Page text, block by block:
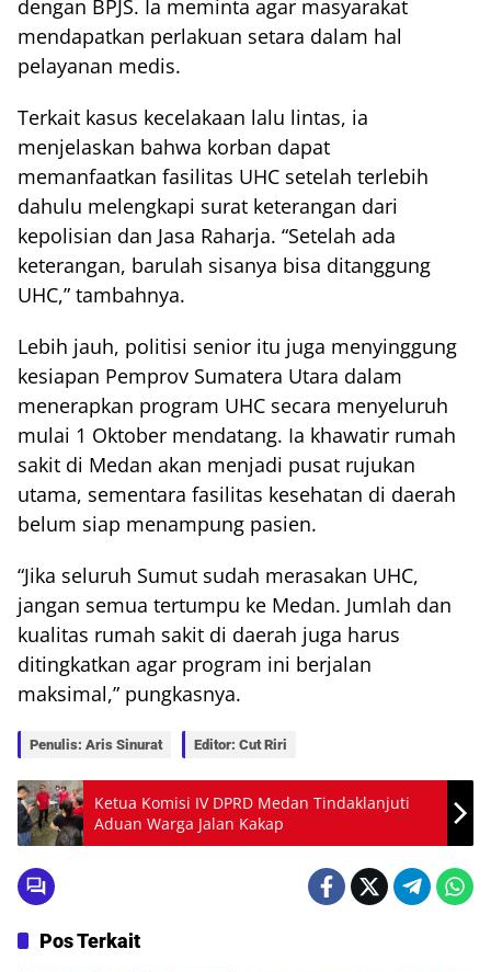
dengan BPJS. Ia meminta agar masyarakat
mendapatkan perlakuan setara dalam hal
pelayanan medis.
Terkait kasus kecelakaan lalu lintas, ia
menjelaskan bahwa korban dapat
memanfaatkan fasilitas UHC setelah terlebih
dahulu melengkapi surat keterangan dari
kepolisian dan Jasa Raharja. “Setelah ada
keterangan, barulah sisanya bisa ditanggung
UHC,” tambahnya.
Lebih jauh, politisi senior itu juga menyinggung
kesiapan Pemprov Sumatera Utara dalam
menerapkan program UHC secara menyeluruh
mulai 1 Oktober mendatang. Ia khawatir rumah
sakit di Medan akan menjadi pusat rujukan
utama, sementara fasilitas kesehatan di daerah
belum siap menampung pasien.
“Jika seluruh Sumut sudah merasakan UHC,
jangan semua tertumpu ke Medan. Jumlah dan
kualitas rumah sakit di daerah juga harus
ditingkatkan agar program ini berjalan
maksimal,” pungkasnya.
Penulis: Aris Sinurat Editor: Cut Riri
Ketua Komisi IV DPRD Medan Tindaklanjuti
Aduan Warga Jalan Kakap
Pos Terkait